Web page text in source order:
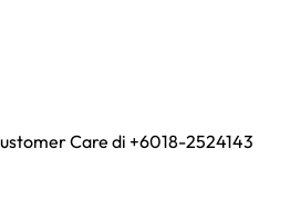
Care di +6018-2524143